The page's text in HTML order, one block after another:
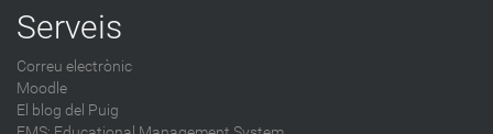
Serveis
Correu electrònic
Moodle
El blog del Puig